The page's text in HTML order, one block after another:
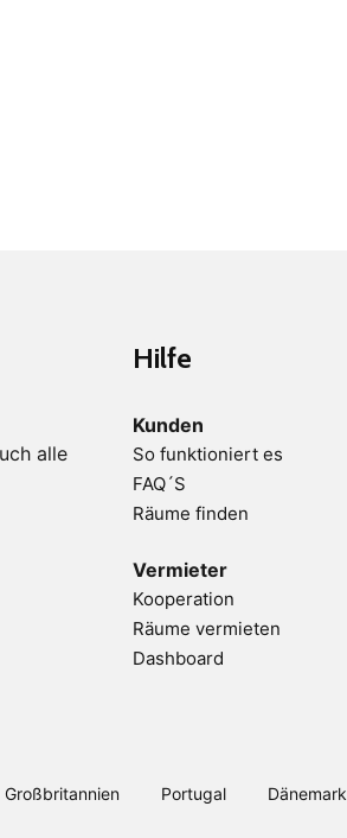
alle
Hilfe
Kunden
So funktioniert es
FAQ´S
Räume finden
Vermieter
Kooperation
Räume vermieten
Dashboard
Großbritannien Portugal Dänemark